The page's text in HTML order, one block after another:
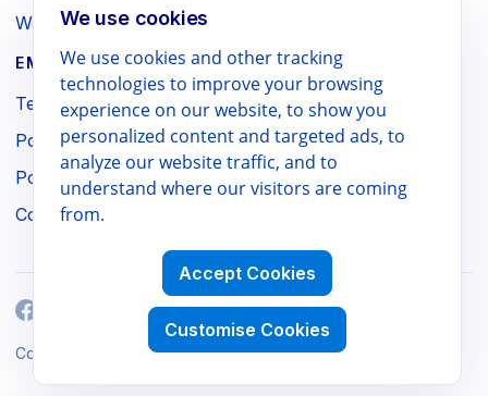
WebSniply vs Captura do navegador
EMPRESA / JURÍDICO
Termos de uso
Política de privacidade
Política de reembolso
Contato
Copyright © Workspace Power Tools
We use cookies
We use cookies and other tracking
technologies to improve your browsing
experience on our website, to show you
personalized content and targeted ads, to
analyze our website traffic, and to
understand where our visitors are coming
from.
Accept Cookies
Customise Cookies